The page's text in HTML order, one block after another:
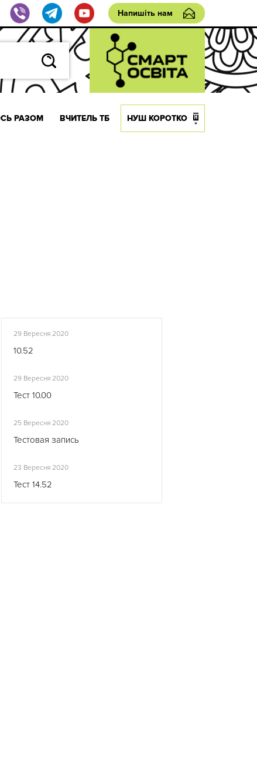
Напишіть нам
РАЗОМ ВЧИТЕЛЬ ТБ НУШ КОРОТКО
29 Вересня 2020
10.52
29 Вересня 2020
Тест 10.00
25 Вересня 2020
Тестовая запись
23 Вересня 2020
Тест 14.52